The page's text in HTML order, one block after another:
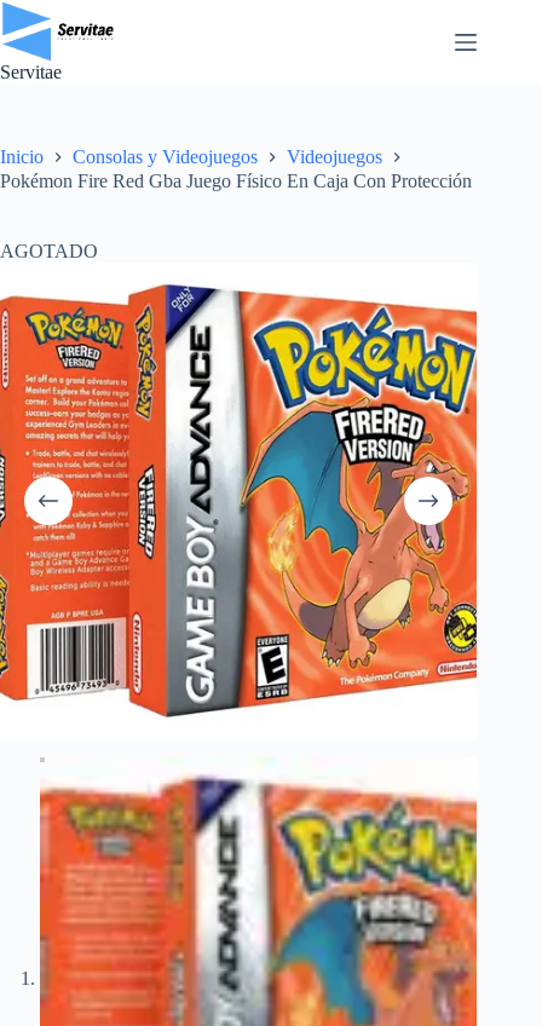
Saltar
al
contenido
Servitae
Inicio Consolas y Videojuegos
Videojuegos
Pokémon Fire Red Gba Juego Físico En Caja Con Protección
AGOTADO